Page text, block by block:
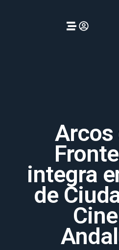
Arcos
integra
de